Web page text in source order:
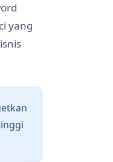
yang